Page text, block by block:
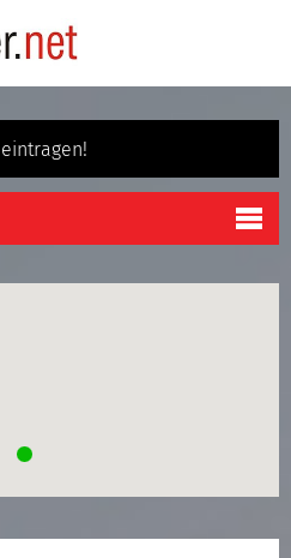
eintragen!